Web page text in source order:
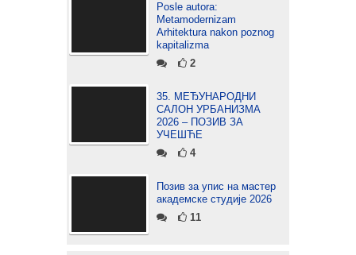
Posle autora:
Metamodernizam
Arhitektura nakon poznog
kapitalizma
2
35. МЕЂУНАРОДНИ
САЛОН УРБАНИЗМА
2026 – ПОЗИВ ЗА
УЧЕШЋЕ
4
Позив за упис на мастер
академске студије 2026
11